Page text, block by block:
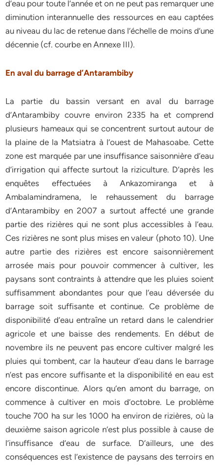
d’eau pour toute l’année et on ne peut pas remarquer une
diminution interannuelle des ressources en eau captées
au niveau du lac de retenue dans l’échelle de moins d’une
décennie (cf. courbe en Annexe III).
En aval du barrage d’Antarambiby
La partie du bassin versant en aval du barrage
d’Antarambiby couvre environ 2335 ha et comprend
plusieurs hameaux qui se concentrent surtout autour de
la plaine de la Matsiatra à l’ouest de Mahasoabe. Cette
zone est marquée par une insuffisance saisonnière d’eau
d’irrigation qui affecte surtout la riziculture. D’après les
enquêtes effectuées à Ankazomiranga et à
Ambalamindramena, le rehaussement du barrage
d’Antarambiby en 2007 a surtout affecté une grande
partie des rizières qui ne sont plus accessibles à l’eau.
Ces rizières ne sont plus mises en valeur (photo 10). Une
autre partie des rizières est encore saisonnièrement
arrosée mais pour pouvoir commencer à cultiver, les
paysans sont contraints à attendre que les pluies soient
suffisamment abondantes pour que l’eau déversée du
barrage soit suffisante et continue. Ce problème de
disponibilité d’eau entraîne un retard dans le calendrier
agricole et une baisse des rendements. En début de
novembre ils ne peuvent pas encore cultiver malgré les
pluies qui tombent, car la hauteur d’eau dans le barrage
n’est pas encore suffisante et la disponibilité en eau est
encore discontinue. Alors qu’en amont du barrage, on
commence à cultiver en mois d’octobre. Le problème
touche 700 ha sur les 1000 ha environ de rizières, où la
deuxième saison agricole n’est plus possible à cause de
l’insuffisance d’eau de surface. D’ailleurs, une des
conséquences est l’existence de paysans des terroirs en